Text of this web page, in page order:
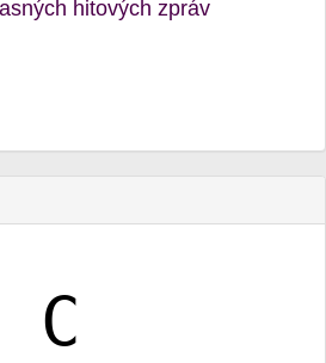
hitových zpráv
C